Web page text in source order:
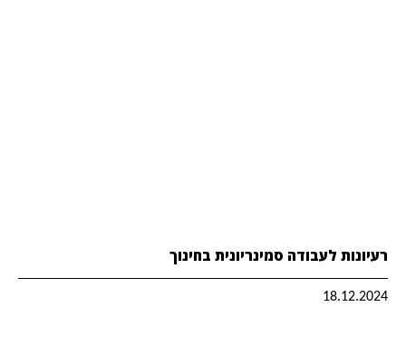
רעיונות לעבודה סמינריונית בחינוך
18.12.2024